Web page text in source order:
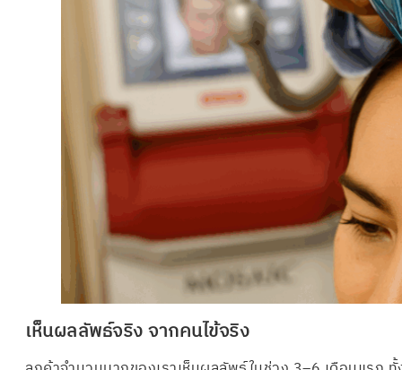
เห็นผลลัพธ์จริง จากคนไข้จริง